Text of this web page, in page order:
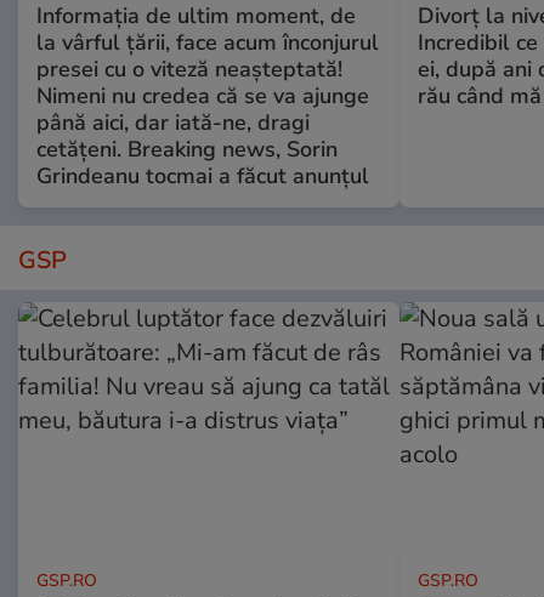
Informația de ultim moment, de
la vârful țării, face acum înconjurul
presei cu o viteză neașteptată!
Nimeni nu credea că se va ajunge
până aici, dar iată-ne, dragi
cetățeni. Breaking news, Sorin
Grindeanu tocmai a făcut anunțul
Divorț la
Incredibil
ei, după ani
rău când
GSP
GSP.RO GSP.RO